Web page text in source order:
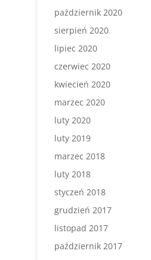
październik 2020
sierpień 2020
lipiec 2020
czerwiec 2020
kwiecień 2020
marzec 2020
luty 2020
luty 2019
marzec 2018
luty 2018
styczeń 2018
grudzień 2017
listopad 2017
październik 2017